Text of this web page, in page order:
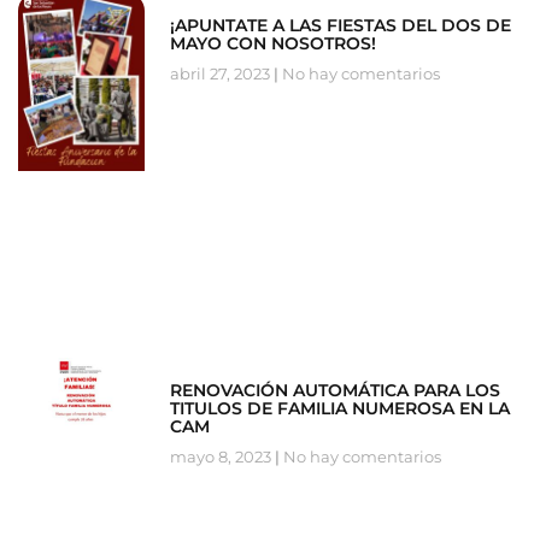
¡APUNTATE A LAS FIESTAS DEL DOS DE
MAYO CON NOSOTROS!
abril 27, 2023 No hay comentarios
RENOVACIÓN AUTOMÁTICA PARA LOS
TITULOS DE FAMILIA NUMEROSA EN LA
CAM
mayo 8, 2023 No hay comentarios